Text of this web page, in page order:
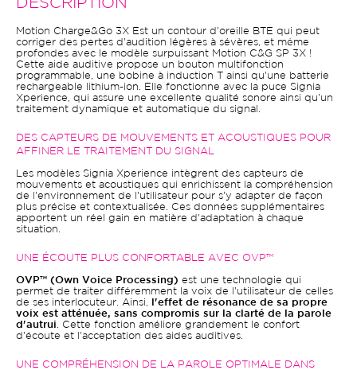
DESCRIPTION
Motion Charge&Go 3X Est un contour d'oreille BTE qui peut
corriger des pertes d'audition légères à sévères, et même
profondes avec le modèle surpuissant Motion C&G SP 3X !
Cette aide auditive propose un bouton multifonction
programmable, une bobine à induction T ainsi qu'une batterie
rechargeable lithium-ion. Elle fonctionne avec la puce Signia
Xperience, qui assure une excellente qualité sonore ainsi qu'un
traitement dynamique et automatique du signal.
DES CAPTEURS DE MOUVEMENTS ET ACOUSTIQUES POUR
AFFINER LE TRAITEMENT DU SIGNAL
Les modèles Signia Xperience intègrent des capteurs de
mouvements et acoustiques qui enrichissent la compréhension
de l'environnement de l'utilisateur pour s'y adapter de façon
plus précise et contextualisée. Ces données supplémentaires
apportent un réel gain en matière d'adaptation à chaque
situation.
UNE ÉCOUTE PLUS CONFORTABLE AVEC OVP™
OVP™ (Own Voice Processing) est une technologie qui
permet de traiter différemment la voix de l'utilisateur de celles
de ses interlocuteur. Ainsi,
l'effet de résonance de sa propre
voix est atténuée, sans compromis sur la clarté de la parole
d'autrui . Cette fonction améliore grandement le confort
d'écoute et l'acceptation des aides auditives.
UNE COMPRÉHENSION DE LA PAROLE OPTIMALE DANS